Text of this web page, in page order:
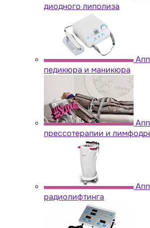
диодного липолиза
педикюра и маникюра
прессотерапии и
радиолифтинга